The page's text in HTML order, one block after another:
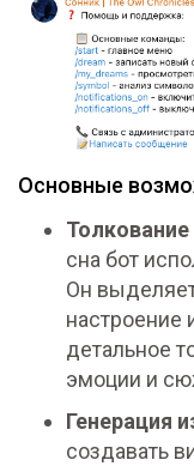
Основные
Толкование
сна бот
Он
настроение
детальное
эмоции и
Генерация
создавать